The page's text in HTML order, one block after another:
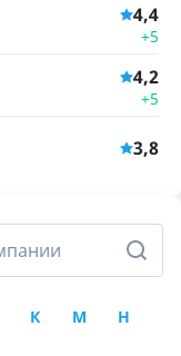
4,4
+5
4,2
+5
3,8
К М Н